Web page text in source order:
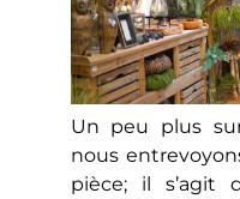
Un peu plus
nous
pièce; il s’agit